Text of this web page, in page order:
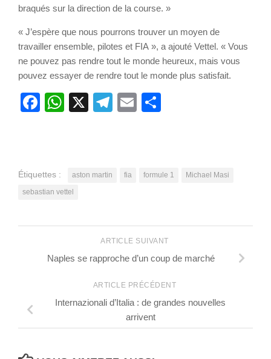
braqués sur la direction de la course. »
« J’espère que nous pourrons trouver un moyen de
travailler ensemble, pilotes et FIA », a ajouté Vettel. « Vous
ne pouvez pas rendre tout le monde heureux, mais vous
pouvez essayer de rendre tout le monde plus satisfait.
Facebook
WhatsApp
X Telegram
Email
Étiquettes : aston martin fia formule 1
Michael Masi
sebastian vettel
ARTICLE SUIVANT
Naples se rapproche d’un coup de marché
ARTICLE PRÉCÉDENT
Internazionali d’Italia : de grandes nouvelles
arrivent